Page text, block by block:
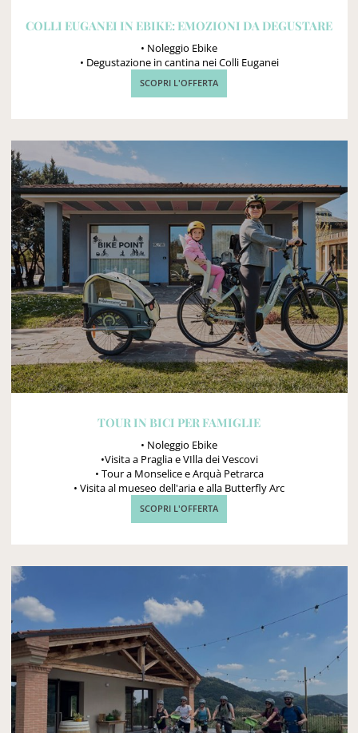
COLLI EUGANEI IN EBIKE: EMOZIONI DA DEGUSTARE
• Noleggio Ebike
• Degustazione in cantina nei Colli Euganei
SCOPRI L'OFFERTA
TOUR IN BICI PER FAMIGLIE
• Noleggio Ebike
•Visita a Praglia e VIlla dei Vescovi
• Tour a Monselice e Arquà Petrarca
• Visita al mueseo dell'aria e alla Butterfly Arc
SCOPRI L'OFFERTA